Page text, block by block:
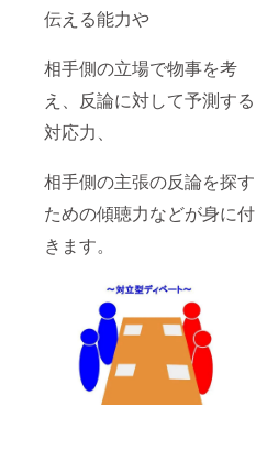
伝える能力や
相手側の立場で物事を考
え、反論に対して予測する
対応力、
相手側の主張の反論を探す
ための傾聴力などが身に付
きます。